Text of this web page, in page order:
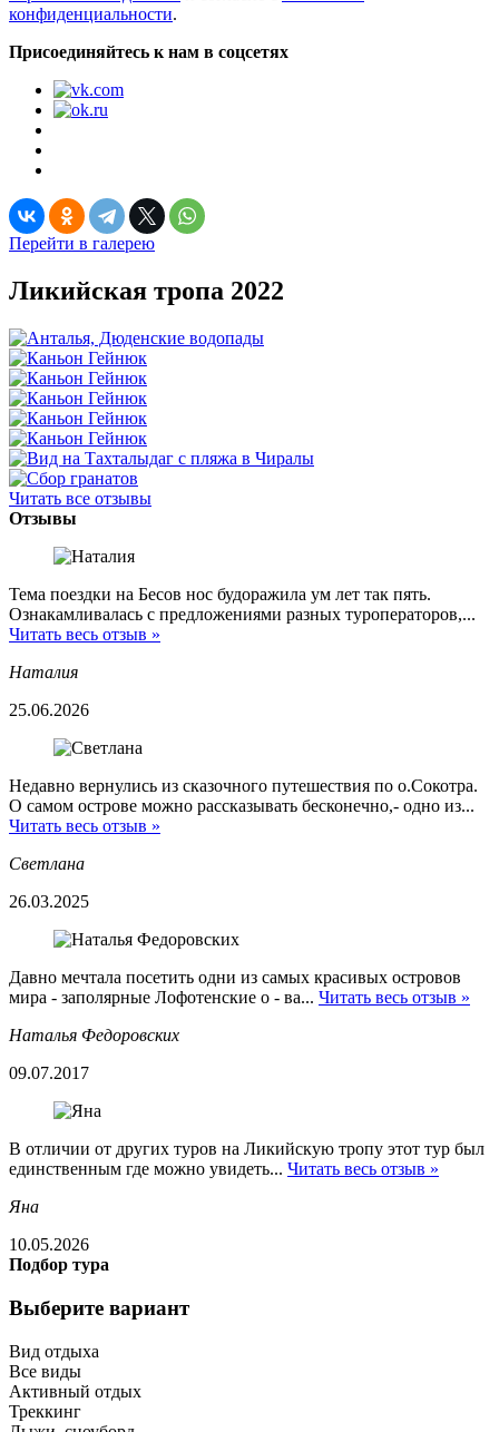
конфиденциальности.
Присоединяйтесь к нам в соцсетях
Перейти в галерею
Ликийская тропа 2022
Читать все отзывы
Отзывы
Тема поездки на Бесов нос будоражила ум лет так пять.
Ознакамливалась с предложениями разных туроператоров,...
Читать весь отзыв »
Наталия
25.06.2026
Недавно вернулись из сказочного путешествия по о.Сокотра.
О самом острове можно рассказывать бесконечно,- одно из...
Читать весь отзыв »
Светлана
26.03.2025
Давно мечтала посетить одни из самых красивых островов
мира - заполярные Лофотенские о - ва... Читать весь отзыв »
Наталья Федоровских
09.07.2017
В отличии от других туров на Ликийскую тропу этот тур был
единственным где можно увидеть... Читать весь отзыв »
Яна
10.05.2026
Подбор тура
Выберите вариант
Вид отдыха
Все виды
Активный отдых
Треккинг